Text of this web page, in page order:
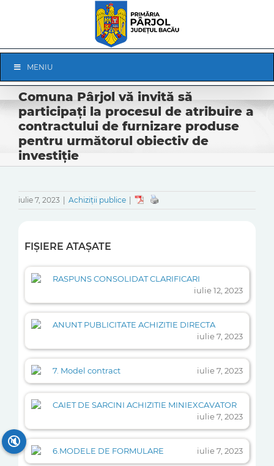
Navigation
MENIU
Comuna Pârjol vă invită să
participați la procesul de atribuire a
contractului de furnizare produse
pentru următorul obiectiv de
investiție
iulie 7, 2023 Achiziții publice
FIȘIERE ATAȘATE
RASPUNS CONSOLIDAT CLARIFICARI
iulie 12, 2023
ANUNT PUBLICITATE ACHIZITIE DIRECTA
iulie 7, 2023
7. Model contract iulie 7, 2023
CAIET DE SARCINI ACHIZITIE MINIEXCAVATOR
iulie 7, 2023
6.MODELE DE FORMULARE iulie 7, 2023
🔇